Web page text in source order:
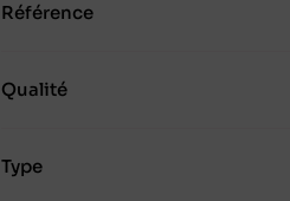
Référence
Qualité
Type